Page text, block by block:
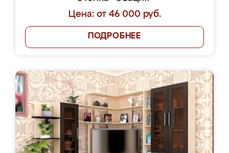
Цена: от 46 000 руб.
ПОДРОБНЕЕ